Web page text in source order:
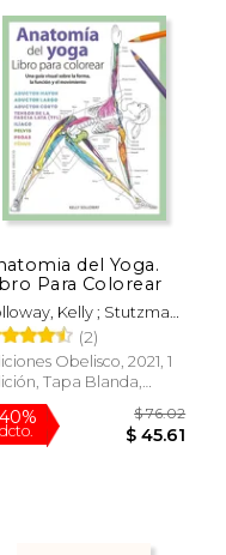
del Yoga.
Para Colorear
Kelly ; Stutzman,
(2)
Obelisco, 2021, 1
Tapa Blanda,